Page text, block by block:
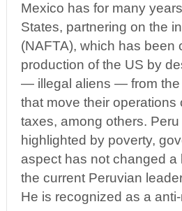
Mexico has for many
States, partnering on the
(NAFTA), which has been
production of the US by
— illegal aliens — from the
that move their
taxes, among others.
highlighted by poverty,
aspect has not changed a
the current Peruvian
He is recognized as a